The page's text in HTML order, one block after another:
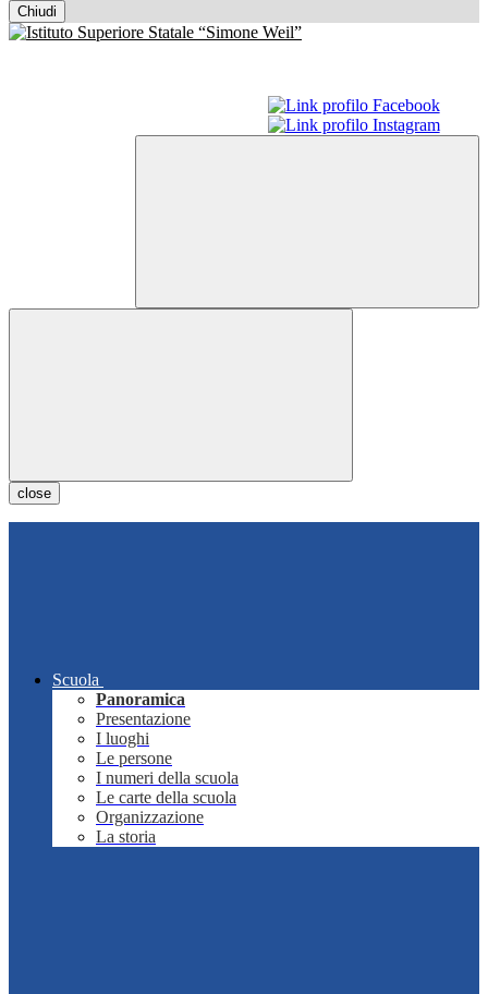
Chiudi
close
Scuola
Panoramica
Presentazione
I luoghi
Le persone
I numeri della scuola
Le carte della scuola
Organizzazione
La storia